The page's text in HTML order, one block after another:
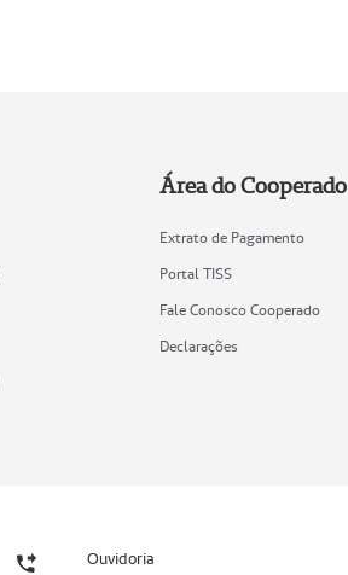
Área do Cooperado
Extrato de Pagamento
Portal TISS
Fale Conosco Cooperado
Declarações
Ouvidoria